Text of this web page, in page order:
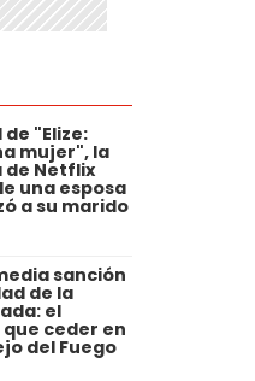
"Elize:
mujer", la
de Netflix
una esposa
a su marido
sanción
de la
el
ceder en
del Fuego